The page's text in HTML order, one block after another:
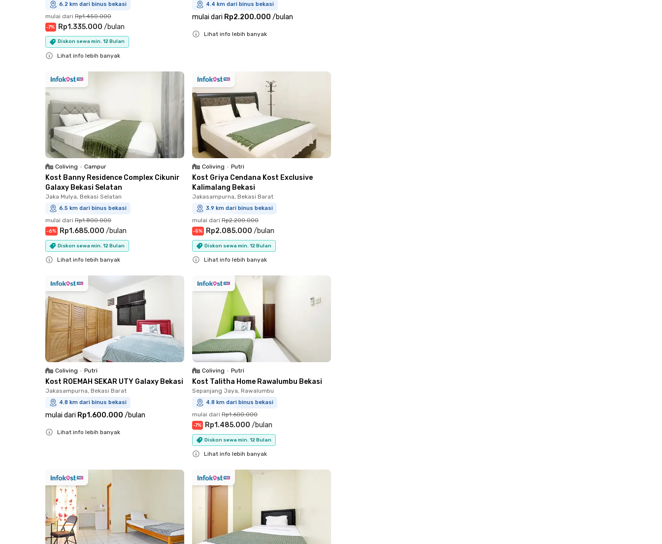
6.2 km dari binus bekasi
mulai dari Rp1.450.000
-7% Rp1.335.000 /bulan
Diskon sewa min. 12 Bulan
Lihat info lebih banyak
4.4 km dari binus bekasi
mulai dari Rp2.200.000 /bulan
Lihat info lebih banyak
Coliving • Campur
Kost Banny Residence Complex Cikunir
Galaxy Bekasi Selatan
Jaka Mulya, Bekasi Selatan
6.5 km dari binus bekasi
mulai dari Rp1.800.000
-6% Rp1.685.000 /bulan
Diskon sewa min. 12 Bulan
Lihat info lebih banyak
Coliving • Putri
Kost Griya Cendana Kost Exclusive
Kalimalang Bekasi
Jakasampurna, Bekasi Barat
3.9 km dari binus bekasi
mulai dari Rp2.200.000
-5% Rp2.085.000 /bulan
Diskon sewa min. 12 Bulan
Lihat info lebih banyak
Coliving • Putri
Kost ROEMAH SEKAR UTY Galaxy Bekasi
Jakasampurna, Bekasi Barat
4.8 km dari binus bekasi
mulai dari Rp1.600.000 /bulan
Lihat info lebih banyak
Coliving • Putri
Kost Talitha Home Rawalumbu Bekasi
Sepanjang Jaya, Rawalumbu
4.8 km dari binus bekasi
mulai dari Rp1.600.000
-7% Rp1.485.000 /bulan
Diskon sewa min. 12 Bulan
Lihat info lebih banyak